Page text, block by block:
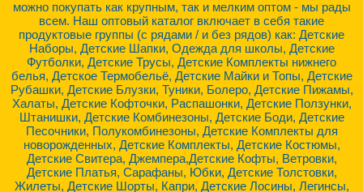
можно покупать как крупным, так и мелким оптом - мы рады
всем. Наш оптовый каталог включает в себя такие
продуктовые группы (с рядами / и без рядов) как: Детские
Наборы, Детские Шапки, Одежда для школы, Детские
Футболки, Детские Трусы, Детские Комплекты нижнего
белья, Детское Термобельё, Детские Майки и Топы, Детские
Рубашки, Детские Блузки, Туники, Болеро, Детские Пижамы,
Халаты, Детские Кофточки, Распашонки, Детские Ползунки,
Штанишки, Детские Комбинезоны, Детские Боди, Детские
Песочники, Полукомбинезоны, Детские Комплекты для
новорожденных, Детские Комплекты, Детские Костюмы,
Детские Свитера, Джемпера,Детские Кофты, Ветровки,
Детские Платья, Сарафаны, Юбки, Детские Толстовки,
Жилеты, Детские Шорты, Капри, Детские Лосины, Легинсы,